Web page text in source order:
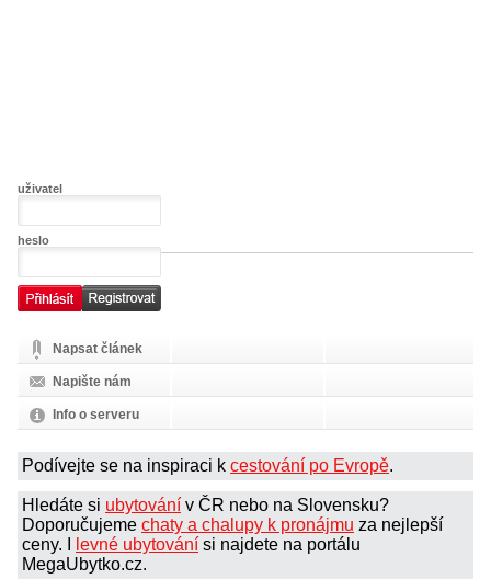
uživatel
heslo
Napsat článek
Napište nám
Info o serveru
Podívejte se na inspiraci k cestování po Evropě.
Hledáte si ubytování v ČR nebo na Slovensku?
Doporučujeme chaty a chalupy k pronájmu za nejlepší
ceny. I
levné ubytování si najdete na portálu
MegaUbytko.cz.